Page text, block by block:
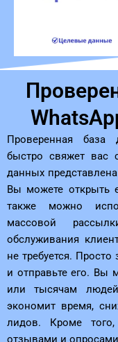
Проверенная база
быстро свяжет вас
данных
Вы можете открыть
также можно
массовой
обслуживания
не требуется.
и отправьте его. Вы
или тысячам
экономит время,
лидов. Кроме